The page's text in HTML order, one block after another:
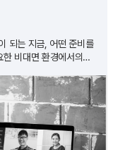
되는 지금, 어떤 준비를
비대면 환경에서의